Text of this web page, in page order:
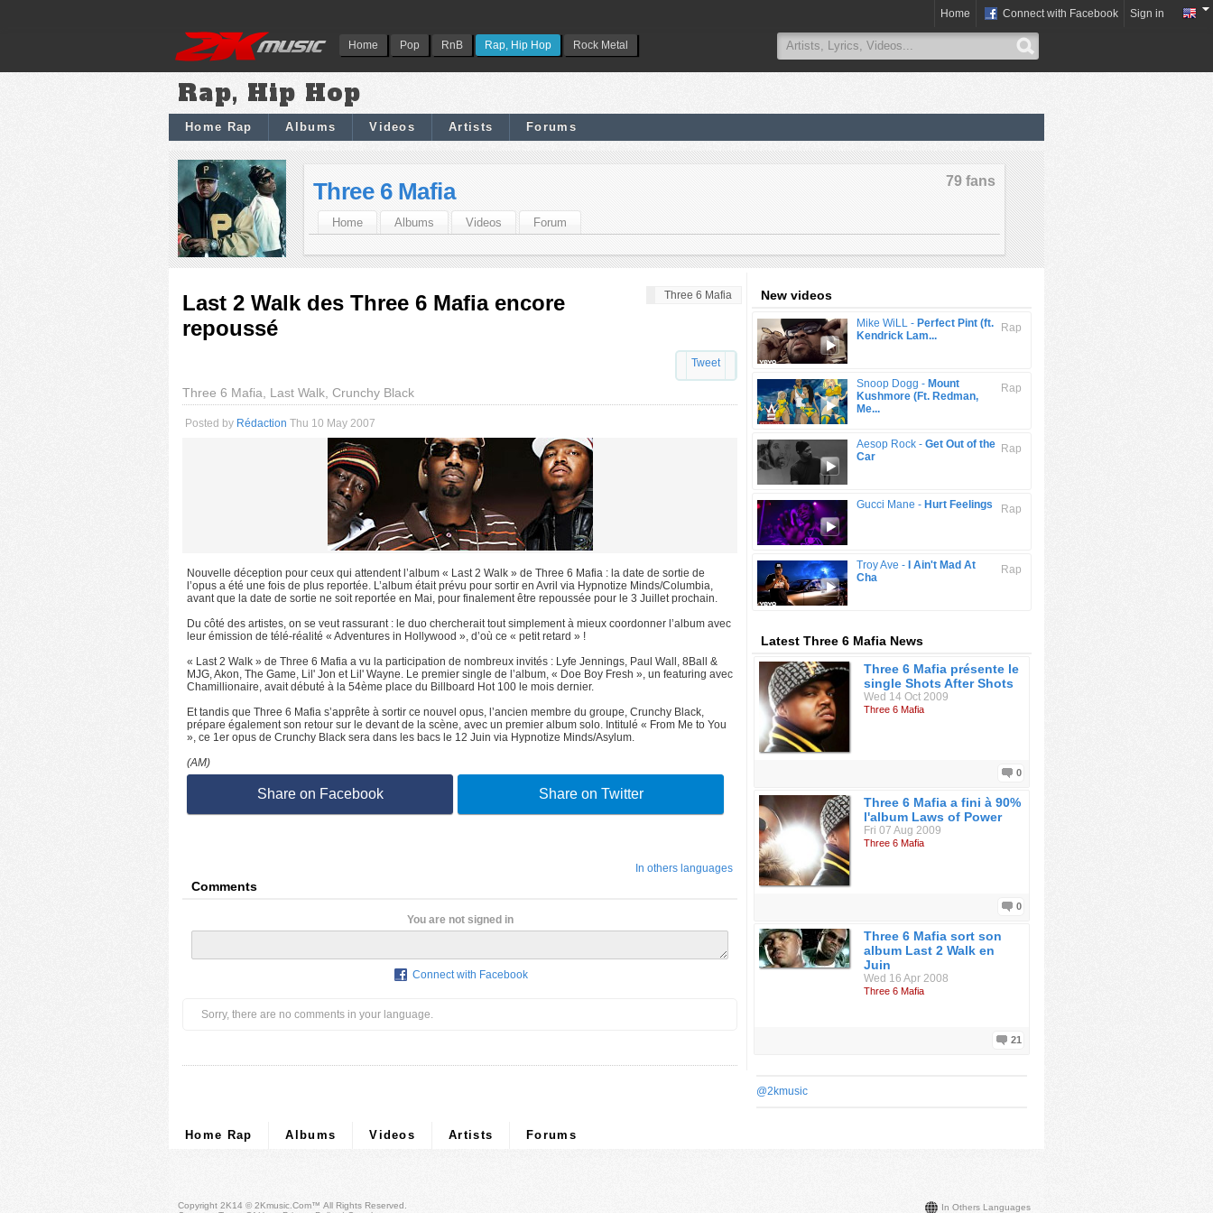
Home Pop RnB Rap, Hip Hop Rock Metal
Home Connect with Facebook Sign in
Rap, Hip Hop
Home Rap Albums Videos Artists Forums
79 fans
Three 6 Mafia
Home Albums Videos Forum
Three 6 Mafia
Last 2 Walk des Three 6 Mafia encore
repoussé
Tweet
Three 6 Mafia, Last Walk, Crunchy Black
Posted by Rédaction Thu 10 May 2007
Nouvelle déception pour ceux qui attendent l’album « Last 2 Walk » de Three 6 Mafia : la date de sortie de
l’opus a été une fois de plus reportée. L’album était prévu pour sortir en Avril via Hypnotize Minds/Columbia,
avant que la date de sortie ne soit reportée en Mai, pour finalement être repoussée pour le 3 Juillet prochain.
Du côté des artistes, on se veut rassurant : le duo chercherait tout simplement à mieux coordonner l’album avec
leur émission de télé-réalité « Adventures in Hollywood », d’où ce « petit retard » !
« Last 2 Walk » de Three 6 Mafia a vu la participation de nombreux invités : Lyfe Jennings, Paul Wall, 8Ball &
MJG, Akon, The Game, Lil' Jon et Lil' Wayne. Le premier single de l’album, « Doe Boy Fresh », un featuring avec
Chamillionaire, avait débuté à la 54ème place du Billboard Hot 100 le mois dernier.
Et tandis que Three 6 Mafia s’apprête à sortir ce nouvel opus, l’ancien membre du groupe, Crunchy Black,
prépare également son retour sur le devant de la scène, avec un premier album solo. Intitulé « From Me to You
», ce 1er opus de Crunchy Black sera dans les bacs le 12 Juin via Hypnotize Minds/Asylum.
(AM)
Share on Facebook Share on Twitter
In others languages
Comments
You are not signed in
Connect with Facebook
Sorry, there are no comments in your language.
New videos
Rap
Mike WiLL - Perfect Pint (ft.
Kendrick Lam...
Rap
Snoop Dogg - Mount
Kushmore (Ft. Redman,
Me...
Rap
Aesop Rock - Get Out of the
Car
Rap
Gucci Mane - Hurt Feelings
Rap
Troy Ave -
I Ain't Mad At
Cha
Latest Three 6 Mafia News
Three 6 Mafia présente le
single Shots After Shots
Wed 14 Oct 2009
Three 6 Mafia
0
Three 6 Mafia a fini à 90%
l'album Laws of Power
Fri 07 Aug 2009
Three 6 Mafia
0
Three 6 Mafia sort son
album Last 2 Walk en
Juin
Wed 16 Apr 2008
Three 6 Mafia
21
@2kmusic
Home Rap Albums Videos Artists Forums
In Others Languages
Copyright 2K14 © 2Kmusic.com™ All Rights Reserved